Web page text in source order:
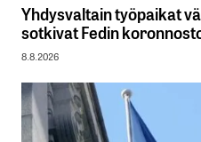
Yhdysvaltain työpaikat
sotkivat Fedin
8.8.2026